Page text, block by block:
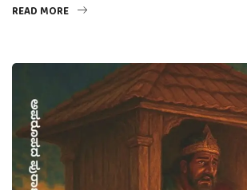
READ MORE